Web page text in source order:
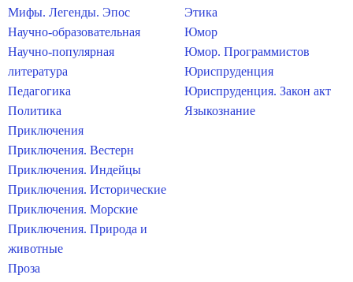
Мифы. Легенды. Эпос
Научно-образовательная
Научно-популярная
литература
Педагогика
Политика
Приключения
Приключения. Вестерн
Приключения. Индейцы
Приключения. Исторические
Приключения. Морские
Приключения. Природа и
животные
Проза
Этика
Юмор
Юмор. Программистов
Юриспруденция
Юриспруденция. Закон акт
Языкознание